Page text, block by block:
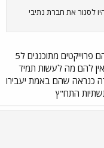
לסגור את חברת נתיבי
מהרבה סיבות העיקרית שבהם שיש להם פרוייקטים מתוכננים ל5
להם מה לעשות תמיד
כנראה שהם באמת יעבירו
התח"ץ